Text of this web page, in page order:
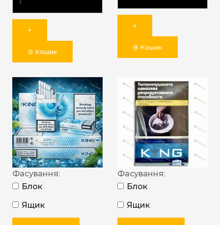
+
В Кошик
+
В Кошик
Фасування:
Блок
Ящик
Фасування:
Блок
Ящик